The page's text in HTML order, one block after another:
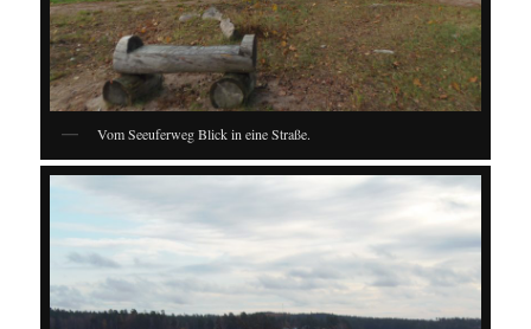
Vom Seeuferweg Blick in eine Straße.